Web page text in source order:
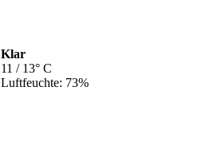
Klar
11 / 13° C
Luftfeuchte: 73%